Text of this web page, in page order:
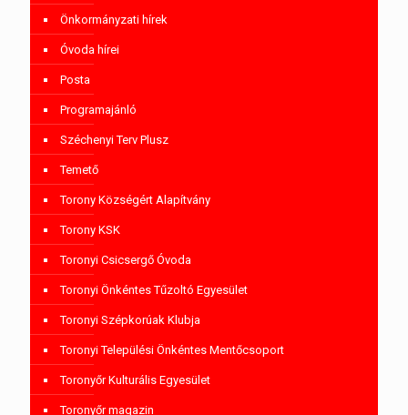
Önkormányzati hírek
Óvoda hírei
Posta
Programajánló
Széchenyi Terv Plusz
Temető
Torony Községért Alapítvány
Torony KSK
Toronyi Csicsergő Óvoda
Toronyi Önkéntes Tűzoltó Egyesület
Toronyi Szépkorúak Klubja
Toronyi Települési Önkéntes Mentőcsoport
Toronyőr Kulturális Egyesület
Toronyőr magazin